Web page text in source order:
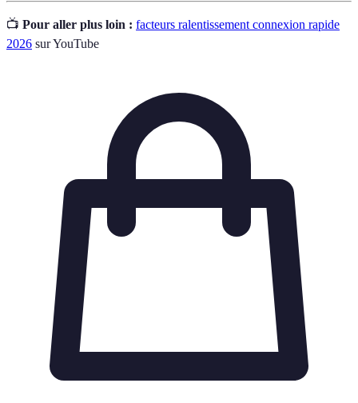
📺 Pour aller plus loin : facteurs ralentissement connexion rapide
2026 sur YouTube